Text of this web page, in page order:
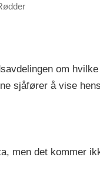
om
sjåfører å vise
men det kommer